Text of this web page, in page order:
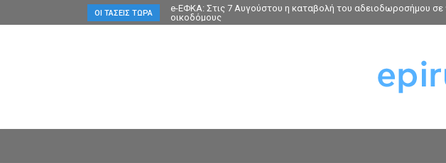
ΟΙ ΤΆΣΕΙΣ ΤΏΡΑ
e-ΕΦΚΑ: Στις 7 Αυγούστου η καταβολή του αδειοδωροσήμου σε
οικοδόμους